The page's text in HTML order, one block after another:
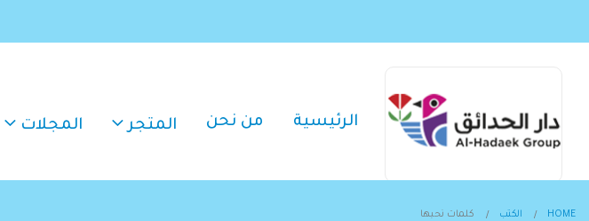
الرئيسية من نحن المتجر المجلات
HOME الكتب كلمات نحبها